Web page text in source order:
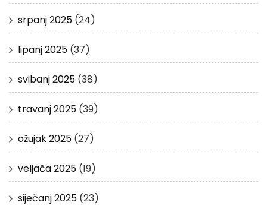
srpanj 2025 (24)
lipanj 2025 (37)
svibanj 2025 (38)
travanj 2025 (39)
ožujak 2025 (27)
veljača 2025 (19)
siječanj 2025 (23)